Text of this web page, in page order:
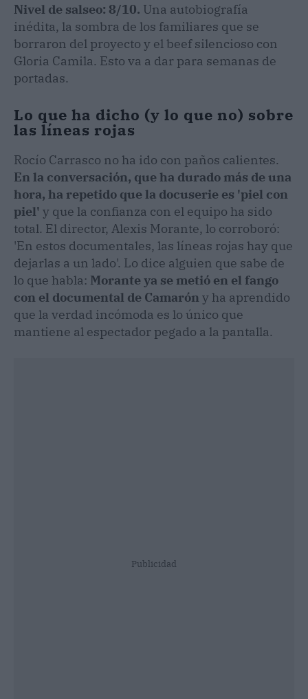
Nivel de salseo: 8/10. Una autobiografía
inédita, la sombra de los familiares que se
borraron del proyecto y el beef silencioso con
Gloria Camila. Esto va a dar para semanas de
portadas.
Lo que ha dicho (y lo que no) sobre
las líneas rojas
Rocío Carrasco no ha ido con paños calientes.
En la conversación, que ha durado más de una
hora, ha repetido que la docuserie es 'piel con
piel' y que la confianza con el equipo ha sido
total. El director, Alexis Morante, lo corroboró:
'En estos documentales, las líneas rojas hay que
dejarlas a un lado'. Lo dice alguien que sabe de
lo que habla: Morante ya se metió en el fango
con el documental de Camarón y ha aprendido
que la verdad incómoda es lo único que
mantiene al espectador pegado a la pantalla.
Publicidad